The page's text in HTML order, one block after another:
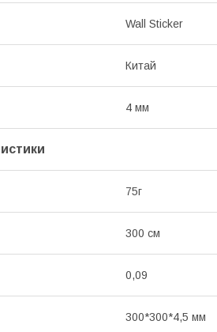
Wall Sticker
Китай
4 мм
75г
300 см
0,09
300*300*4,5 мм